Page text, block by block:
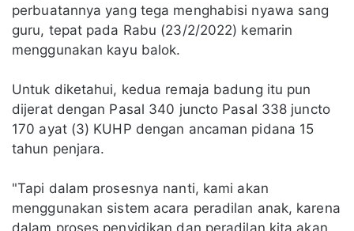
perbuatannya yang tega menghabisi nyawa sang
guru, tepat pada Rabu (23/2/2022) kemarin
menggunakan kayu balok.
Untuk diketahui, kedua remaja badung itu pun
dijerat dengan Pasal 340 juncto Pasal 338 juncto
170 ayat (3) KUHP dengan ancaman pidana 15
tahun penjara.
"Tapi dalam prosesnya nanti, kami akan
menggunakan sistem acara peradilan anak, karena